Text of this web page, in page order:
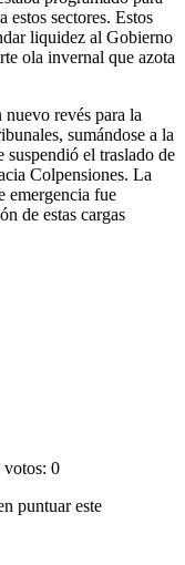
estos sectores. Estos
liquidez al Gobierno
ola invernal que azota
revés para la
sumándose a la
suspendió el traslado de
Colpensiones. La
emergencia fue
de estas cargas
votos: 0
puntuar este